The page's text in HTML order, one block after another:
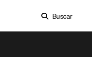
Buscar